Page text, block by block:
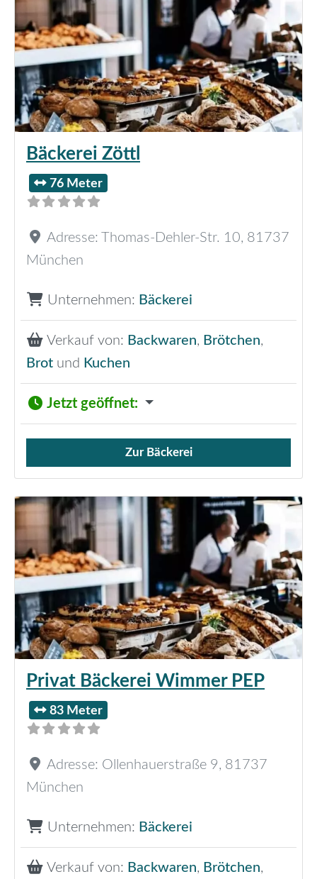
Bäckerei Zöttl
76 Meter
Adresse: Thomas-Dehler-Str. 10, 81737
München
Unternehmen: Bäckerei
Verkauf von: Backwaren, Brötchen,
Brot und Kuchen
Jetzt geöffnet:
Verkauf von Brötchen,
Zur Bäckerei
Privat Bäckerei Wimmer PEP
83 Meter
Adresse: Ollenhauerstraße 9, 81737
München
Unternehmen: Bäckerei
Verkauf von: Backwaren, Brötchen,